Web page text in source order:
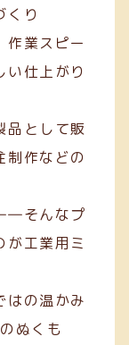
くり
作業スピー
い仕上がり
品として販
制作などの
そんなプ
が工業用ミ
はの温かみ
ぬくも